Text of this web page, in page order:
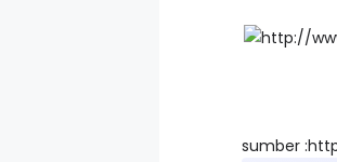
sumber